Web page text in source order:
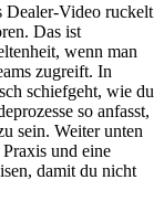
Video ruckelt
Das ist
wenn man
zugreift. In
schiefgeht, wie du
so anfasst,
sein. Weiter unten
und eine
damit du nicht